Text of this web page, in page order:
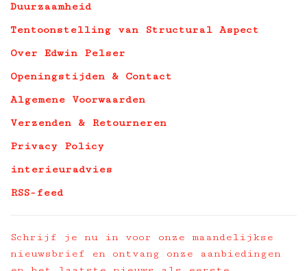
Duurzaamheid
Tentoonstelling van Structural Aspect
Over Edwin Pelser
Openingstijden & Contact
Algemene Voorwaarden
Verzenden & Retourneren
Privacy Policy
interieuradvies
RSS-feed
Schrijf je nu in voor onze maandelijkse
nieuwsbrief en ontvang onze aanbiedingen